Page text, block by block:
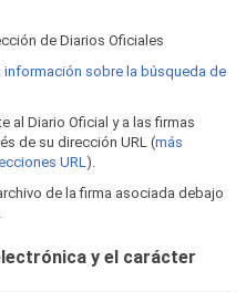
de Diarios Oficiales
información sobre la búsqueda de
al Diario Oficial y a las firmas
de su dirección URL (más
URL).
de la firma asociada debajo
y el carácter